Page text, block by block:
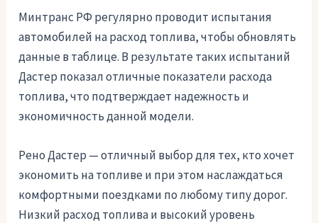
Минтранс РФ регулярно проводит испытания
автомобилей на расход топлива, чтобы обновлять
данные в таблице. В результате таких испытаний
Дастер показал отличные показатели расхода
топлива, что подтверждает надежность и
экономичность данной модели.
Рено Дастер — отличный выбор для тех, кто хочет
экономить на топливе и при этом наслаждаться
комфортными поездками по любому типу дорог.
Низкий расход топлива и высокий уровень